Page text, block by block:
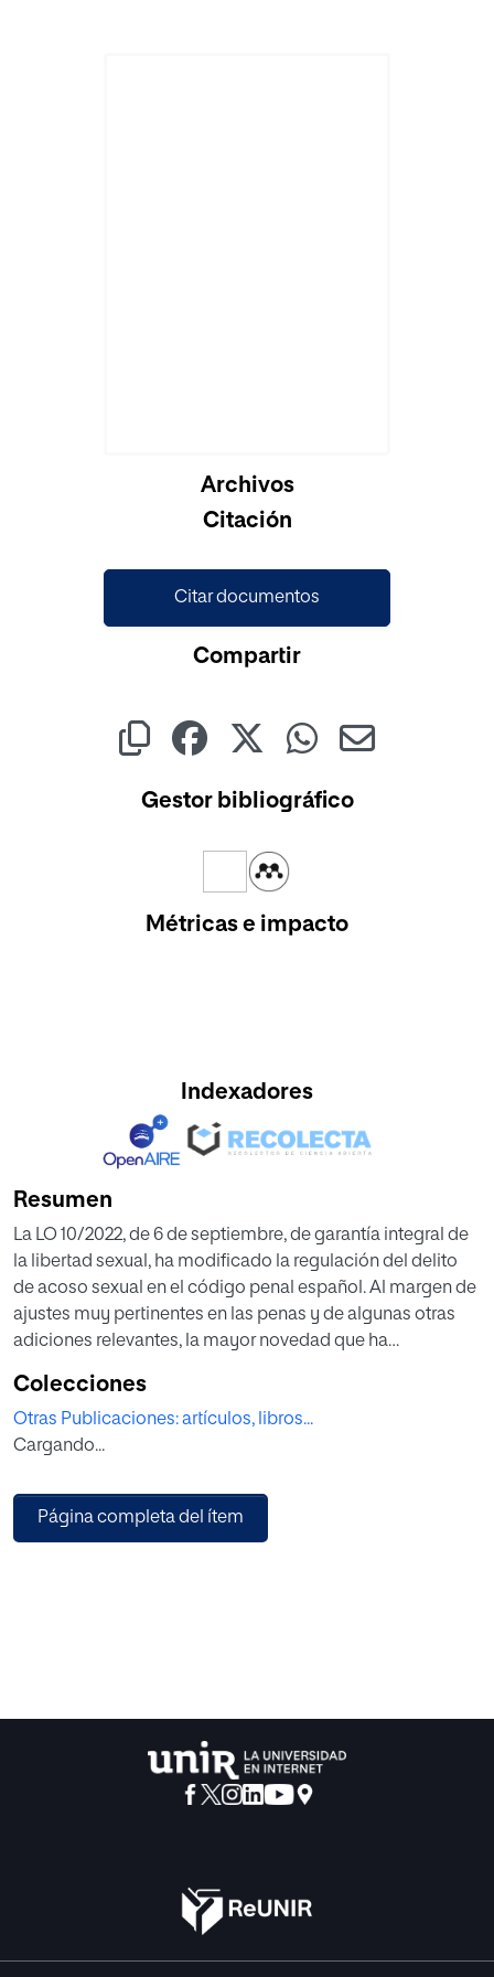
Cargando...Archivos
Citación
Citar documentos
Compartir
Gestor bibliográfico
Métricas e impacto
Indexadores
Resumen
La LO 10/2022, de 6 de septiembre, de garantía integral de
la libertad sexual, ha modificado la regulación del delito
de acoso sexual en el código penal español. Al margen de
ajustes muy pertinentes en las penas y de algunas otras
adiciones relevantes, la mayor novedad que ha
sujetos activos del delito.
Colecciones
Otras Publicaciones: artículos, libros...
Cargando...
Página completa del ítem